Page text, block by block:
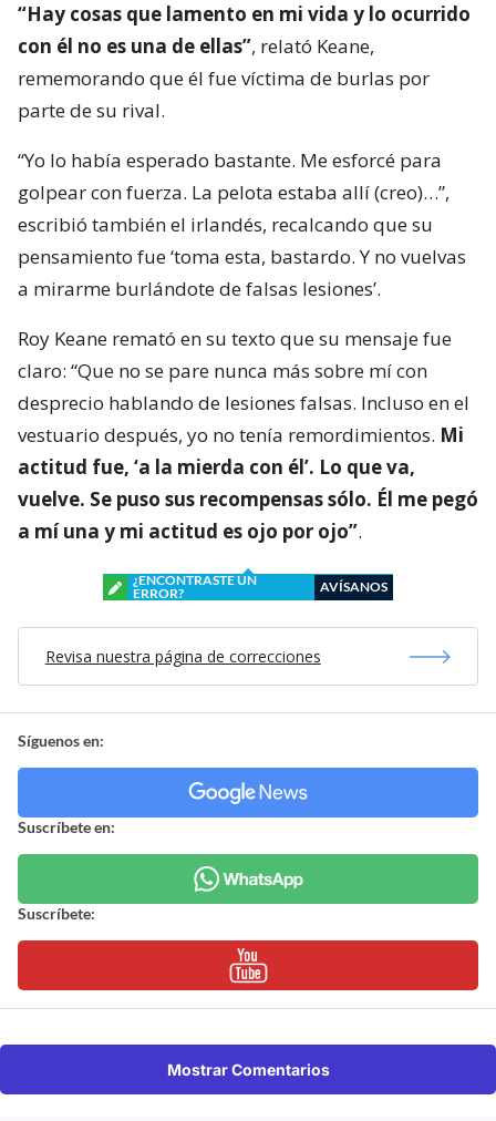
“Hay cosas que lamento en mi vida y lo ocurrido
con él no es una de ellas”, relató Keane,
rememorando que él fue víctima de burlas por
parte de su rival.
“Yo lo había esperado bastante. Me esforcé para
golpear con fuerza. La pelota estaba allí (creo)…”,
escribió también el irlandés, recalcando que su
pensamiento fue ‘toma esta, bastardo. Y no vuelvas
a mirarme burlándote de falsas lesiones’.
Roy Keane remató en su texto que su mensaje fue
claro: “Que no se pare nunca más sobre mí con
desprecio hablando de lesiones falsas. Incluso en el
vestuario después, yo no tenía remordimientos. Mi
actitud fue, ‘a la mierda con él’. Lo que va,
vuelve. Se puso sus recompensas sólo. Él me pegó
a mí una y mi actitud es ojo por ojo”.
¿ENCONTRASTE UN
ERROR?
AVÍSANOS
Revisa nuestra página de correcciones
Síguenos en:
Suscríbete en:
Suscríbete:
Mostrar Comentarios